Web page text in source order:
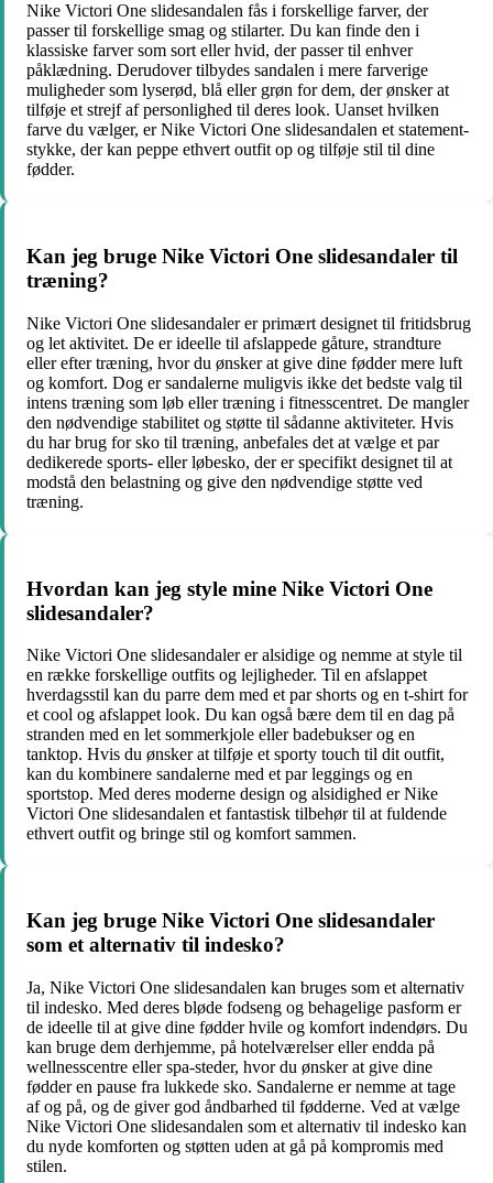
Nike Victori One slidesandalen fås i forskellige farver, der
passer til forskellige smag og stilarter. Du kan finde den i
klassiske farver som sort eller hvid, der passer til enhver
påklædning. Derudover tilbydes sandalen i mere farverige
muligheder som lyserød, blå eller grøn for dem, der ønsker at
tilføje et strejf af personlighed til deres look. Uanset hvilken
farve du vælger, er Nike Victori One slidesandalen et statement-
stykke, der kan peppe ethvert outfit op og tilføje stil til dine
fødder.
Kan jeg bruge Nike Victori One slidesandaler til
træning?
Nike Victori One slidesandaler er primært designet til fritidsbrug
og let aktivitet. De er ideelle til afslappede gåture, strandture
eller efter træning, hvor du ønsker at give dine fødder mere luft
og komfort. Dog er sandalerne muligvis ikke det bedste valg til
intens træning som løb eller træning i fitnesscentret. De mangler
den nødvendige stabilitet og støtte til sådanne aktiviteter. Hvis
du har brug for sko til træning, anbefales det at vælge et par
dedikerede sports- eller løbesko, der er specifikt designet til at
modstå den belastning og give den nødvendige støtte ved
træning.
Hvordan kan jeg style mine Nike Victori One
slidesandaler?
Nike Victori One slidesandaler er alsidige og nemme at style til
en række forskellige outfits og lejligheder. Til en afslappet
hverdagsstil kan du parre dem med et par shorts og en t-shirt for
et cool og afslappet look. Du kan også bære dem til en dag på
stranden med en let sommerkjole eller badebukser og en
tanktop. Hvis du ønsker at tilføje et sporty touch til dit outfit,
kan du kombinere sandalerne med et par leggings og en
sportstop. Med deres moderne design og alsidighed er Nike
Victori One slidesandalen et fantastisk tilbehør til at fuldende
ethvert outfit og bringe stil og komfort sammen.
Kan jeg bruge Nike Victori One slidesandaler
som et alternativ til indesko?
Ja, Nike Victori One slidesandalen kan bruges som et alternativ
til indesko. Med deres bløde fodseng og behagelige pasform er
de ideelle til at give dine fødder hvile og komfort indendørs. Du
kan bruge dem derhjemme, på hotelværelser eller endda på
wellnesscentre eller spa-steder, hvor du ønsker at give dine
fødder en pause fra lukkede sko. Sandalerne er nemme at tage
af og på, og de giver god åndbarhed til fødderne. Ved at vælge
Nike Victori One slidesandalen som et alternativ til indesko kan
du nyde komforten og støtten uden at gå på kompromis med
stilen.